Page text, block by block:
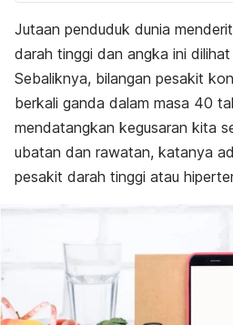
Jutaan penduduk dunia
darah tinggi dan angka ini
Sebaliknya, bilangan pesakit
berkali ganda dalam masa 40
mendatangkan kegusaran kita
ubatan dan rawatan, katanya
pesakit darah tinggi atau